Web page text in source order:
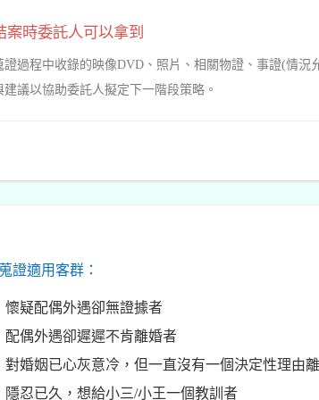
案時委託人可以拿到
證過程中收錄的映像DVD、照片、相關物證、事證(情
建議以協助委託人擬定下一階段策略。
證適用客群：
懷疑配偶外遇卻無證據者
配偶外遇卻遲遲不肯離婚者
對婚姻已心灰意冷，但一直沒有一個決定性理由
隱忍已久，想給小三/小王一個教訓者